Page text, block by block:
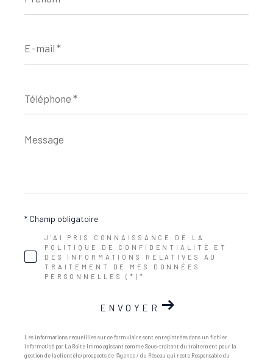
mail
*
*
Message
*
J'AI PRIS CONNAISSANCE DE LA
POLITIQUE DE CONFIDENTIALITÉ ET
DES INFORMATIONS RELATIVES AU
TRAITEMENT DE MES DONNÉES
PERSONNELLES (*)*
* Champ obligatoire
ENVOYER
Les informations recueillies sur ce formulaire sont enregistrées dans un fichier
informatisé par La Boite Immo agissant comme Sous-traitant du traitement pour la
gestion de la clientèle/prospects de l'Agence / du Réseau qui reste Responsable du